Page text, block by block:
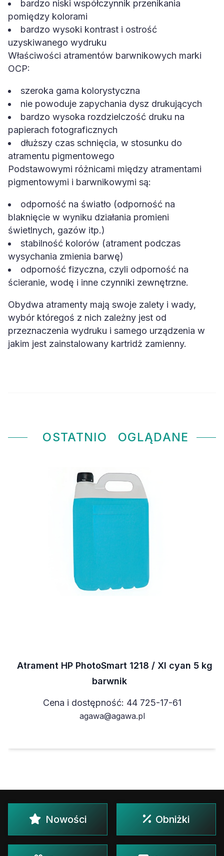
bardzo niski współczynnik przenikania
pomiędzy kolorami
bardzo wysoki kontrast i ostrość
uzyskiwanego wydruku
Właściwości atramentów barwnikowych marki
OCP:
szeroka gama kolorystyczna
nie powoduje zapychania dysz drukujących
bardzo wysoka rozdzielczość druku na
papierach fotograficznych
dłuższy czas schnięcia, w stosunku do
atramentu pigmentowego
Podstawowymi różnicami między atramentami
pigmentowymi i barwnikowymi są:
odporność na światło (odporność na
blaknięcie w wyniku działania promieni
świetlnych, gazów itp.)
stabilność kolorów (atrament podczas
wysychania zmienia barwę)
odporność fizyczna, czyli odporność na
ścieranie, wodę i inne czynniki zewnętrzne.
Obydwa atramenty mają swoje zalety i wady,
wybór któregoś z nich zależny jest od
przeznaczenia wydruku i samego urządzenia w
jakim jest zainstalowany kartridż zamienny.
OSTATNIO OGLĄDANE
Atrament HP PhotoSmart 1218 / XI cyan 5 kg
barwnik
Cena i dostępność: 44 725-17-61
agawa@agawa.pl
Nowości Obniżki